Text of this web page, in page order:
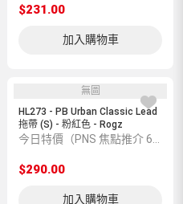
$231.00
加入購物車
無圖
HL273 - PB Urban Classic Lead
拖帶 (S) - 粉紅色 - Rogz
今日特價（PNS 焦點推介 6600003941）
$290.00
加入購物車